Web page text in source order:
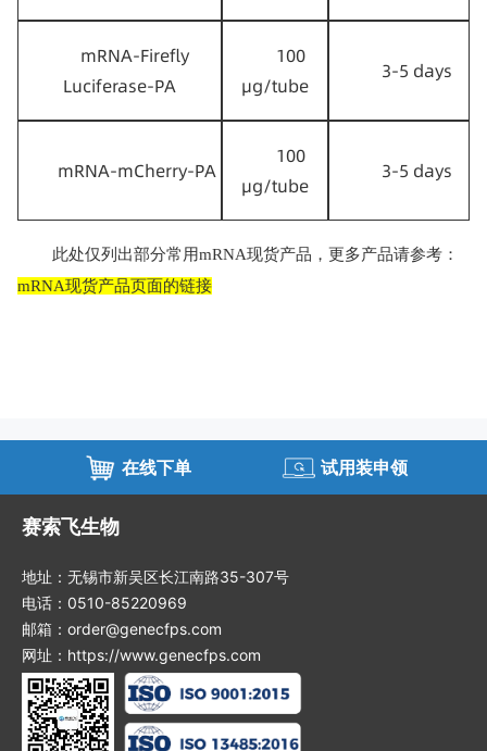
mRNA-Firefly
Luciferase-PA
100
μg/tube
3-5 days
mRNA-mCherry-PA
100
μg/tube
3-5 days
此处仅列出部分常用mRNA现货产品，更多产品请参考：
mRNA现货产品页面的链接
在线下单 试用装申领
赛索飞生物
地址：无锡市新吴区长江南路35-307号
电话：0510-85220969
邮箱：order@genecfps.com
网址：https://www.genecfps.com